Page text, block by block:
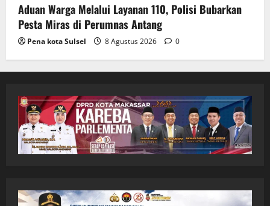
Aduan Warga Melalui Layanan 110, Polisi Bubarkan
Pesta Miras di Perumnas Antang
Pena kota Sulsel 8 Agustus 2026 0